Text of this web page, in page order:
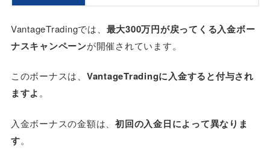
VantageTradingでは、 最大300万円が戻ってくる入金ボー
ナスキャンペーンが開催されています。
このボーナスは、 VantageTradingに入金すると付与され
ますよ。
入金ボーナスの金額は、初回の入金日によって異なりま
す。